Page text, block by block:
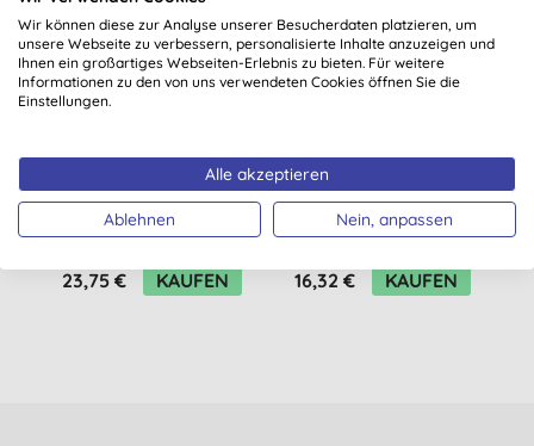
Naty Babypflege
Windeln: Größe 5 -
Vorteilspack
23,75 € KAUFEN
STAPELRABATTE
Bambo Nature
Windeln - XL Plus -
Größe 6 - Jumbo
Packung mit 40
Windeln
16,32 € KAUFEN
Wir können diese zur Analyse unserer Besucherdaten platzieren, um
unsere Webseite zu verbessern, personalisierte Inhalte anzuzeigen und
Ihnen ein großartiges Webseiten-Erlebnis zu bieten. Für weitere
Informationen zu den von uns verwendeten Cookies öffnen Sie die
Einstellungen.
Alle akzeptieren
Ablehnen Nein, anpassen